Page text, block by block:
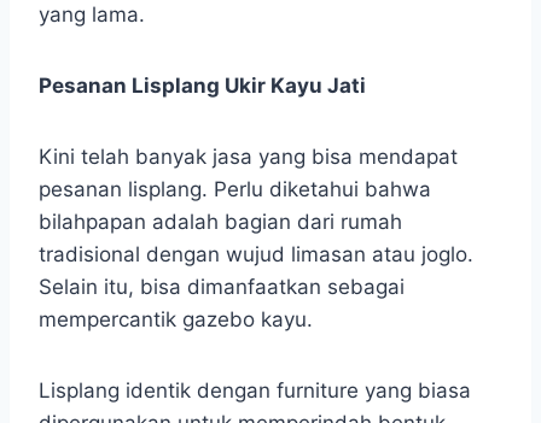
yang lama.
Pesanan Lisplang Ukir Kayu Jati
Kini telah banyak jasa yang bisa mendapat
pesanan lisplang. Perlu diketahui bahwa
bilahpapan adalah bagian dari rumah
tradisional dengan wujud limasan atau joglo.
Selain itu, bisa dimanfaatkan sebagai
mempercantik gazebo kayu.
Lisplang identik dengan furniture yang biasa